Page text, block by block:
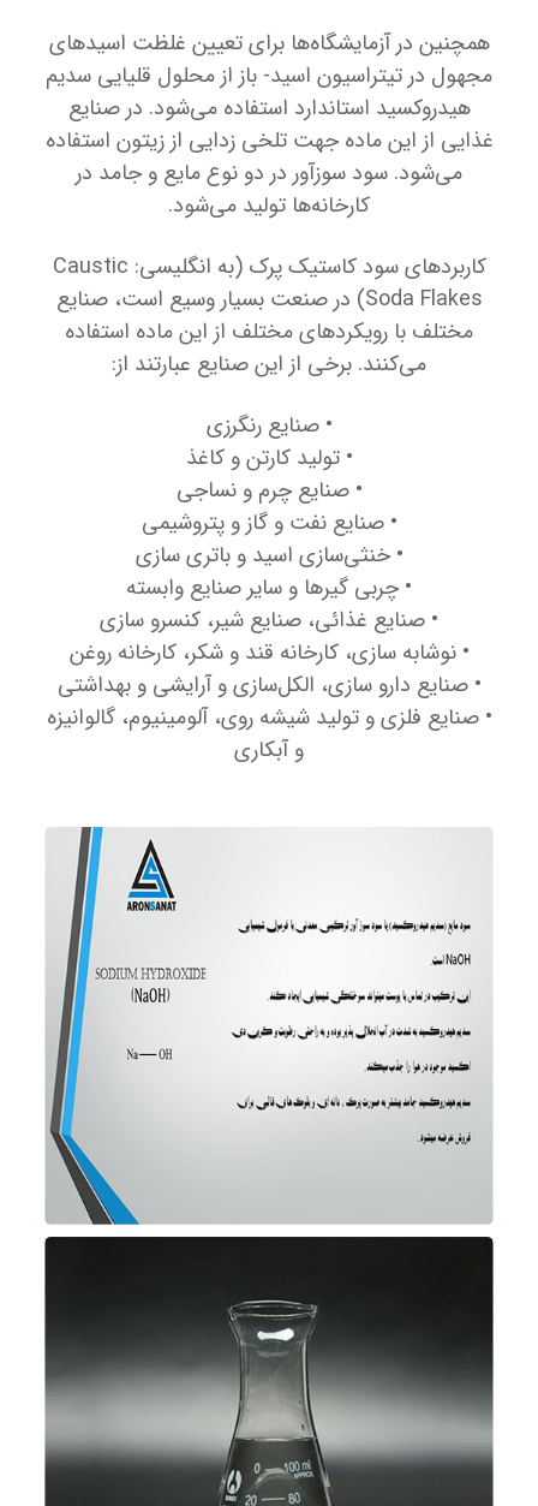
همچنین در آزمایشگاه‌ها برای تعیین غلظت اسیدهای
مجهول در تیتراسیون اسید- باز از محلول قلیایی سدیم
هیدروکسید استاندارد استفاده می‌شود. در صنایع
غذایی از این ماده جهت تلخی زدایی از زیتون استفاده
می‌شود. سود سوزآور در دو نوع مایع و جامد در
کارخانه‌ها تولید می‌شود.
کاربردهای سود کاستیک پرک (به انگلیسی: Caustic
Soda Flakes) در صنعت بسیار وسیع است، صنایع
مختلف با رویکردهای مختلف از این ماده استفاده
می‌کنند. برخی از این صنایع عبارتند از:
• صنایع رنگرزی
• تولید کارتن و کاغذ
• صنایع چرم و نساجی
• صنایع نفت و گاز و پتروشیمی
• خنثی‌سازی اسید و باتری سازی
• چربی گیرها و سایر صنایع وابسته
• صنایع غذائی، صنایع شیر، کنسرو سازی
• نوشابه سازی، کارخانه قند و شکر، کارخانه روغن
• صنایع دارو سازی، الکل‌سازی و آرایشی و بهداشتی
• صنایع فلزی و تولید شیشه روی، آلومینیوم، گالوانیزه
و آبکاری